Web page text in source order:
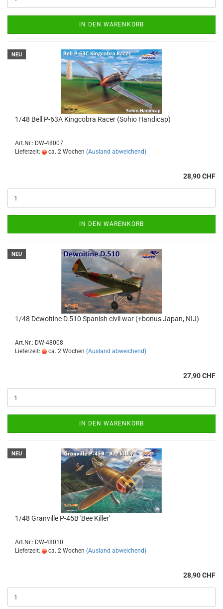
IN DEN WARENKORB
NEU
1/48 Bell P-63A Kingcobra Racer (Sohio Handicap)
Art.Nr.: DW-48007
Lieferzeit:
ca. 2 Wochen (Ausland abweichend)
28,90 CHF
IN DEN WARENKORB
NEU
1/48 Dewoitine D.510 Spanish civil war (+bonus Japan, NIJ)
Art.Nr.: DW-48008
Lieferzeit:
ca. 2 Wochen (Ausland abweichend)
27,90 CHF
IN DEN WARENKORB
NEU
1/48 Granville P-45B 'Bee Killer'
Art.Nr.: DW-48010
Lieferzeit:
ca. 2 Wochen (Ausland abweichend)
28,90 CHF